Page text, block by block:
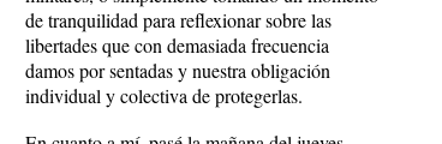
de tranquilidad para reflexionar sobre las
libertades que con demasiada frecuencia
damos por sentadas y nuestra obligación
individual y colectiva de protegerlas.